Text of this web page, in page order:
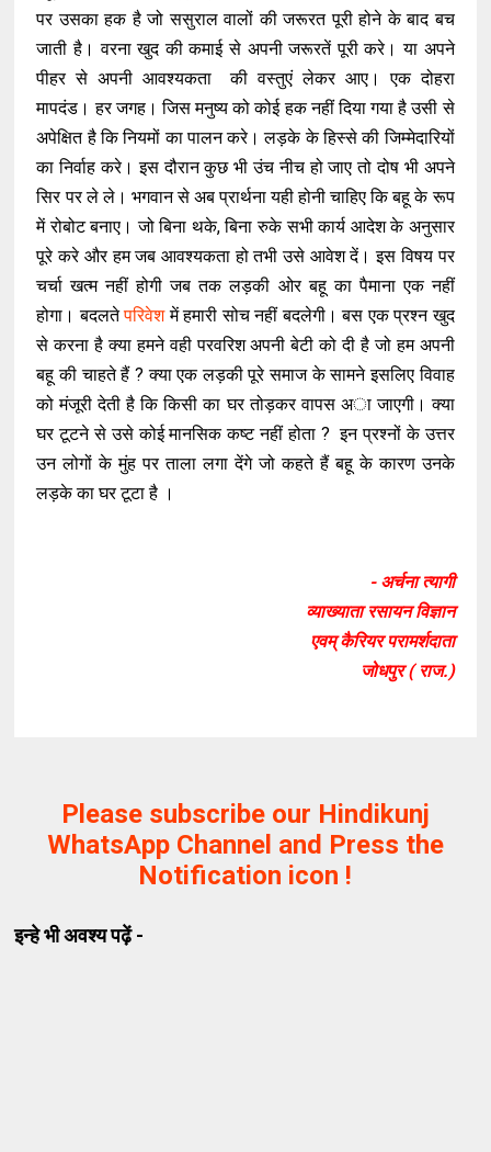
पर उसका हक है जो ससुराल वालों की जरूरत पूरी होने के बाद बच
जाती है। वरना खुद की कमाई से अपनी जरूरतें पूरी करे। या अपने
पीहर से अपनी आवश्यकता की वस्तुएं लेकर आए। एक दोहरा
मापदंड। हर जगह। जिस मनुष्य को कोई हक नहीं दिया गया है उसी से
अपेक्षित है कि नियमों का पालन करे। लड़के के हिस्से की जिम्मेदारियों
का निर्वाह करे। इस दौरान कुछ भी उंच नीच हो जाए तो दोष भी अपने
सिर पर ले ले। भगवान से अब प्रार्थना यही होनी चाहिए कि बहू के रूप
में रोबोट बनाए। जो बिना थके, बिना रुके सभी कार्य आदेश के अनुसार
पूरे करे और हम जब आवश्यकता हो तभी उसे आवेश दें। इस विषय पर
चर्चा खत्म नहीं होगी जब तक लड़की ओर बहू का पैमाना एक नहीं
होगा। बदलतेपरिवेशमें हमारी सोच नहीं बदलेगी। बस एक प्रश्न खुद
से करना है क्या हमने वही परवरिश अपनी बेटी को दी है जो हम अपनी
बहू की चाहते हैं ? क्या एक लड़की पूरे समाज के सामने इसलिए विवाह
को मंजूरी देती है कि किसी का घर तोड़कर वापस अा जाएगी। क्या
घर टूटने से उसे कोई मानसिक कष्ट नहीं होता ? इन प्रश्नों के उत्तर
उन लोगों के मुंह पर ताला लगा देंगे जो कहते हैं बहू के कारण उनके
लड़के का घर टूटा है ।
- अर्चना त्यागी
व्याख्याता रसायन विज्ञान
एवम् कैरियर परामर्शदाता
जोधपुर ( राज.)
Please subscribe our Hindikunj
WhatsApp Channel and Press the
Notification icon !
इन्हे भी अवश्य पढ़ें -